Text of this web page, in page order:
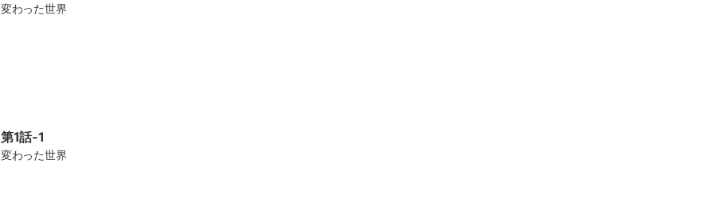
変わった世界
第1話-1
変わった世界